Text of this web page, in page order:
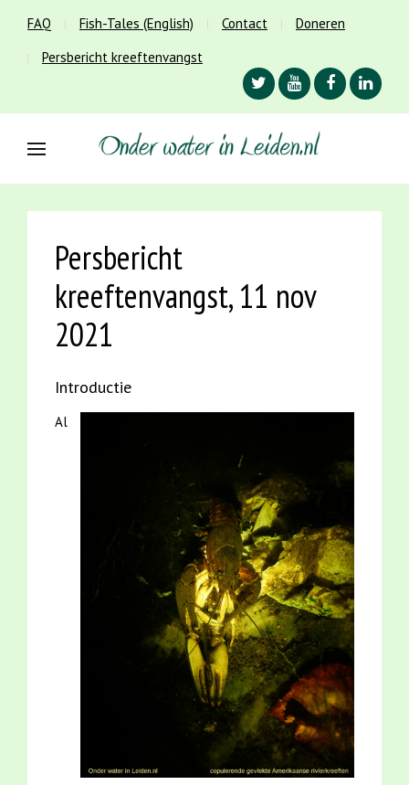
FAQ Fish-Tales (English) Contact
Doneren
Persbericht kreeftenvangst
Persbericht
kreeftenvangst, 11 nov
2021
Introductie
Al